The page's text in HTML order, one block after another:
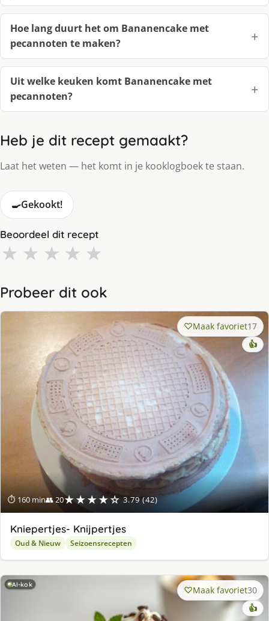
Hoe lang duurt het om Bananencake met
pecannoten te maken?
Uit welke keuken komt Bananencake met
pecannoten?
Heb je dit recept gemaakt?
Laat het weten — het komt in je kooklogboek te staan.
🍳Gekookt!
Beoordeel dit recept
★ ★ ★ ★ ★
Probeer dit ook
⏱ 160 min👥 20★★★★☆ 3.79 (42)
Maak favoriet17
👍
Kniepertjes- Knijpertjes
Oud & Nieuw Seizoensrecepten
AI-kok Maak favoriet30
👍